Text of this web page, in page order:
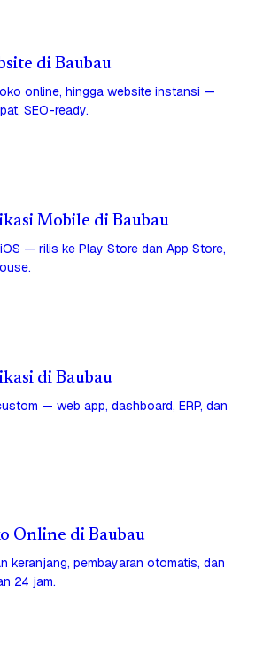
di Baubau
online, hingga website instansi —
SEO-ready.
Mobile di Baubau
— rilis ke Play Store dan App Store,
di Baubau
— web app, dashboard, ERP, dan
Online di Baubau
keranjang, pembayaran otomatis, dan
24 jam.